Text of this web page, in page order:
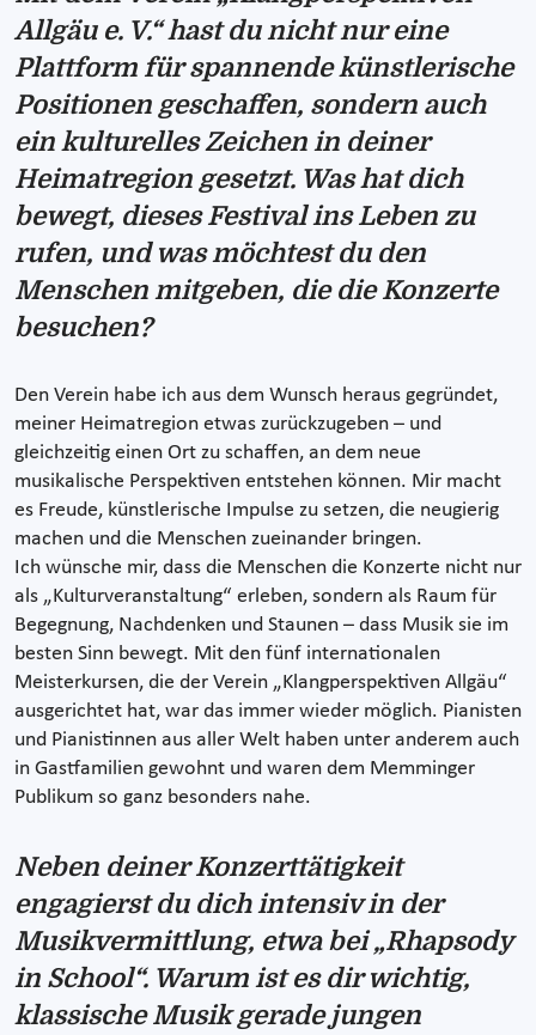
Allgäu e. V.“ hast du nicht nur eine
Plattform für spannende künstlerische
Positionen geschaffen, sondern auch
ein kulturelles Zeichen in deiner
Heimatregion gesetzt. Was hat dich
bewegt, dieses Festival ins Leben zu
rufen, und was möchtest du den
Menschen mitgeben, die die Konzerte
besuchen?
Den Verein habe ich aus dem Wunsch heraus gegründet,
meiner Heimatregion etwas zurückzugeben – und
gleichzeitig einen Ort zu schaffen, an dem neue
musikalische Perspektiven entstehen können. Mir macht
es Freude, künstlerische Impulse zu setzen, die neugierig
machen und die Menschen zueinander bringen.
Ich wünsche mir, dass die Menschen die Konzerte nicht nur
als „Kulturveranstaltung“ erleben, sondern als Raum für
Begegnung, Nachdenken und Staunen – dass Musik sie im
besten Sinn bewegt. Mit den fünf internationalen
Meisterkursen, die der Verein „Klangperspektiven Allgäu“
ausgerichtet hat, war das immer wieder möglich. Pianisten
und Pianistinnen aus aller Welt haben unter anderem auch
in Gastfamilien gewohnt und waren dem Memminger
Publikum so ganz besonders nahe.
Neben deiner Konzerttätigkeit
engagierst du dich intensiv in der
Musikvermittlung, etwa bei „Rhapsody
in School“. Warum ist es dir wichtig,
klassische Musik gerade jungen